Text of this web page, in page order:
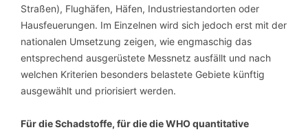
Straßen), Flughäfen, Häfen, Industriestandorten oder
Hausfeuerungen. Im Einzelnen wird sich jedoch erst mit der
nationalen Umsetzung zeigen, wie engmaschig das
entsprechend ausgerüstete Messnetz ausfällt und nach
welchen Kriterien besonders belastete Gebiete künftig
ausgewählt und priorisiert werden.
Für die Schadstoffe, für die die WHO quantitative